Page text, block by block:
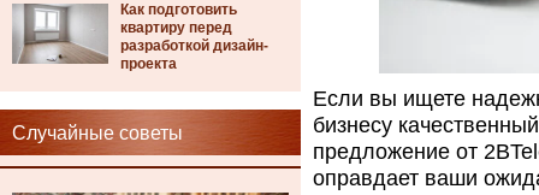
Как подготовить
квартиру перед
разработкой дизайн-
проекта
Случайные советы
Если вы ищете
бизнесу
предложение от
оправдает ваши